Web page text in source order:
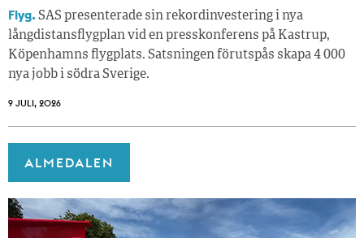
Flyg.SAS presenterade sin rekordinvestering i nya
långdistansflygplan vid en presskonferens på Kastrup,
Köpenhamns flygplats. Satsningen förutspås skapa 4 000
nya jobb i södra Sverige.
9 JULI, 2026
ALMEDALEN